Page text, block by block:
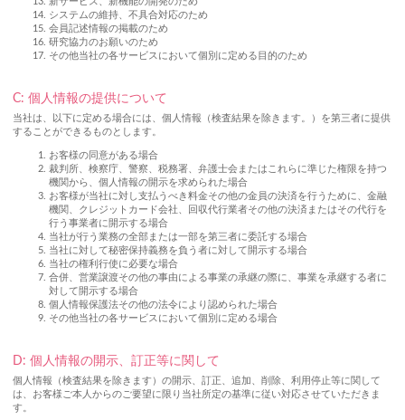
システムの維持、不具合対応のため
会員記述情報の掲載のため
研究協力のお願いのため
その他当社の各サービスにおいて個別に定める目的のため
C: 個人情報の提供について
当社は、以下に定める場合には、個人情報（検査結果を除きます。）を第三者に提供
することができるものとします。
お客様の同意がある場合
裁判所、検察庁、警察、税務署、弁護士会またはこれらに準じた権限を持つ
機関から、個人情報の開示を求められた場合
お客様が当社に対し支払うべき料金その他の金員の決済を行うために、金融
機関、クレジットカード会社、回収代行業者その他の決済またはその代行を
行う事業者に開示する場合
当社が行う業務の全部または一部を第三者に委託する場合
当社に対して秘密保持義務を負う者に対して開示する場合
当社の権利行使に必要な場合
合併、営業譲渡その他の事由による事業の承継の際に、事業を承継する者に
対して開示する場合
個人情報保護法その他の法令により認められた場合
その他当社の各サービスにおいて個別に定める場合
D: 個人情報の開示、訂正等に関して
個人情報（検査結果を除きます）の開示、訂正、追加、削除、利用停止等に関して
は、お客様ご本人からのご要望に限り当社所定の基準に従い対応させていただきま
す。